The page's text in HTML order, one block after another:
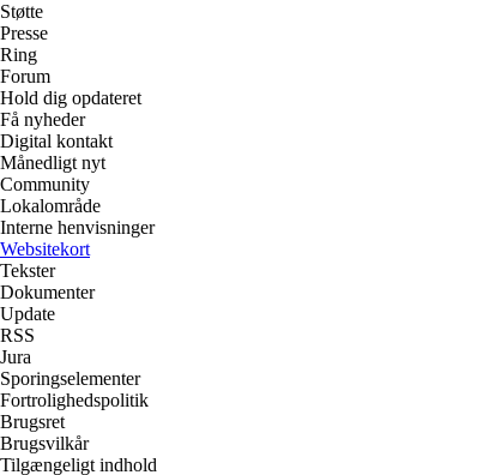
Støtte
Presse
Ring
Forum
Hold dig opdateret
Få nyheder
Digital kontakt
Månedligt nyt
Community
Lokalområde
Interne henvisninger
Websitekort
Tekster
Dokumenter
Update
RSS
Jura
Sporingselementer
Fortrolighedspolitik
Brugsret
Brugsvilkår
Tilgængeligt indhold